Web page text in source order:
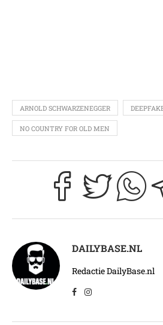
ARNOLD SCHWARZENEGGER
NO COUNTRY FOR OLD MEN
DAILYBASE.NL
Redactie DailyBase.nl